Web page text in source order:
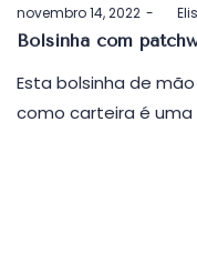
Postado
em
novembro 14, 2022 by
Bolsinha com
Esta bolsinha de
como carteira é